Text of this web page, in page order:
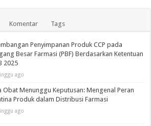
Komentar Tags
Penyimpanan Produk CCP pada
Besar Farmasi (PBF) Berdasarkan Ketentuan
2025
ago
Obat Menunggu Keputusan: Mengenal Peran
Produk dalam Distribusi Farmasi
ago